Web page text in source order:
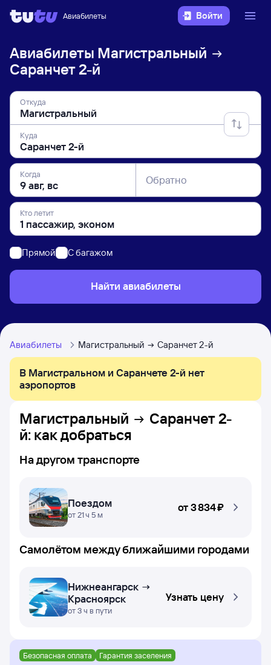
Авиабилеты Войти
Авиабилеты Магистральный
Саранчет 2-й
Откуда
Куда
Когда Обратно
Кто летит
Прямой C багажом
Найти авиабилеты
Авиабилеты Магистральный Саранчет 2-й
В Магистральном и Саранчете 2-й нет
аэропортов
Магистральный
Саранчет 2-
й: как добраться
На другом транспорте
Поездом
от 21 ч 5 м
от3 ⁠834 ⁠₽
Самолётом между ближайшими городами
Нижнеангарск →
Красноярск
от 3 ч в пути
Узнать цену
Безопасная оплата Гарантия заселения